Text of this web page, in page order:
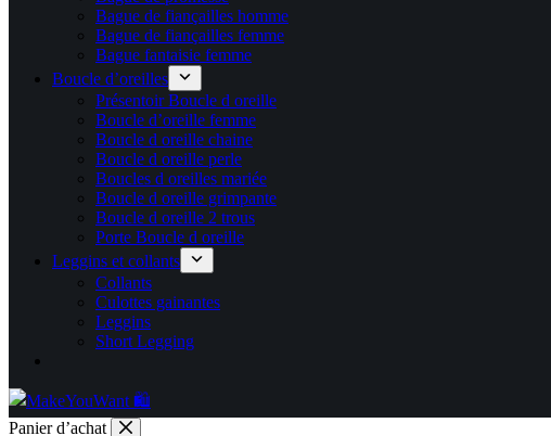
Bague de fiançailles homme
Bague de fiançailles femme
Bague fantaisie femme
Boucle d’oreilles
Présentoir Boucle d oreille
Boucle d’oreille femme
Boucle d oreille chaine
Boucle d oreille perle
Boucles d oreilles mariée
Boucle d oreille grimpante
Boucle d oreille 2 trous
Porte Boucle d oreille
Leggins et collants
Collants
Culottes gainantes
Leggins
Short Legging
Panier d’achat